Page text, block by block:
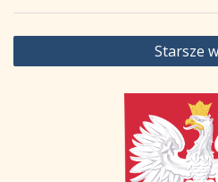
Nawigacja
po
Starsze